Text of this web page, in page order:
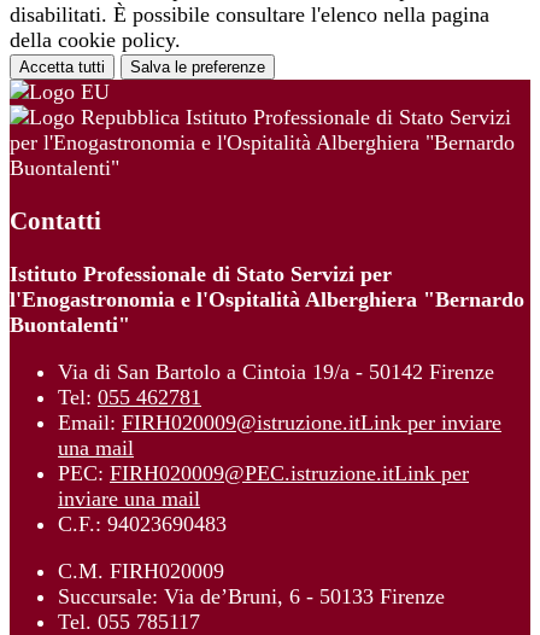
disabilitati. È possibile consultare l'elenco nella pagina
della cookie policy.
Accetta tutti Salva le preferenze
Istituto Professionale di Stato Servizi
per l'Enogastronomia e l'Ospitalità Alberghiera "Bernardo
Buontalenti"
Contatti
Istituto Professionale di Stato Servizi per
l'Enogastronomia e l'Ospitalità Alberghiera "Bernardo
Buontalenti"
Via di San Bartolo a Cintoia 19/a - 50142 Firenze
Tel: 055 462781
Email: FIRH020009@istruzione.itLink per inviare
una mail
PEC: FIRH020009@PEC.istruzione.itLink per
inviare una mail
C.F.: 94023690483
C.M. FIRH020009
Succursale: Via de’Bruni, 6 - 50133 Firenze
Tel. 055 785117